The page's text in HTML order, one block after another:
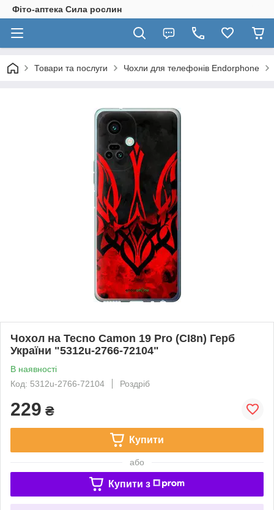
Фіто-аптека Сила рослин
Товари та послуги Чохли для телефонів Endorphone
Чохол на Tecno Camon 19 Pro (CI8n) Герб
України "5312u-2766-72104"
В наявності
Код: 5312u-2766-72104
Роздріб
229 ₴
Купити
або
Купити з